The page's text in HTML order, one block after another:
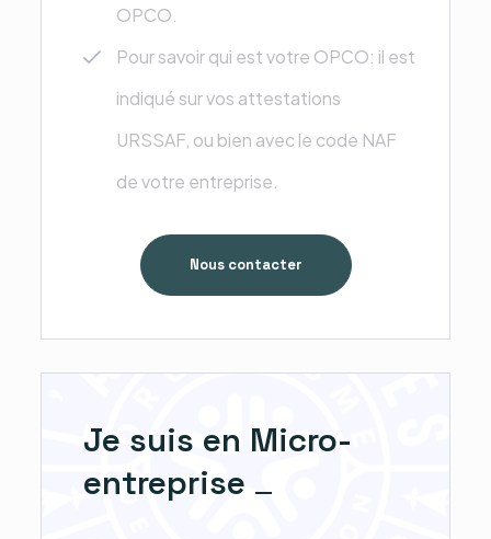
OPCO.
Pour savoir qui est votre OPCO: il est
indiqué sur vos attestations
URSSAF, ou bien avec le code NAF
de votre entreprise.
Nous contacter
Je suis en Micro-
entreprise